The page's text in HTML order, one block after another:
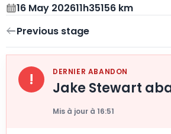
16 May 202611h35156 km
! DERNIER ABANDON
Jake Stewart
Mis à jour à 16:51